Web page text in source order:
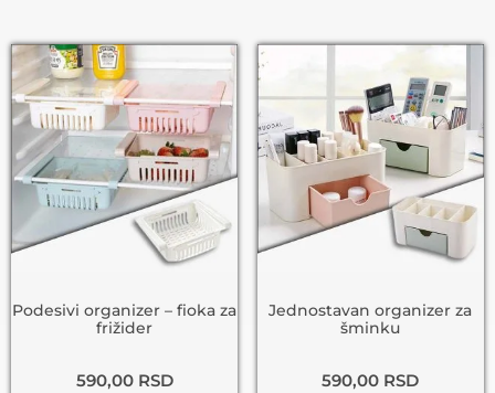
Podesivi organizer – fioka za
frižider
590,00 RSD
Jednostavan organizer za
šminku
590,00 RSD